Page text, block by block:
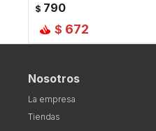
$ 790
$ 672
Nosotros
La empresa
Tiendas